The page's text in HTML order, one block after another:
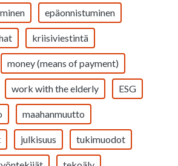
epäonnistuminen
kriisiviestintä
money (means of payment)
work with the elderly ESG
maahanmuutto
julkisuus tukimuodot